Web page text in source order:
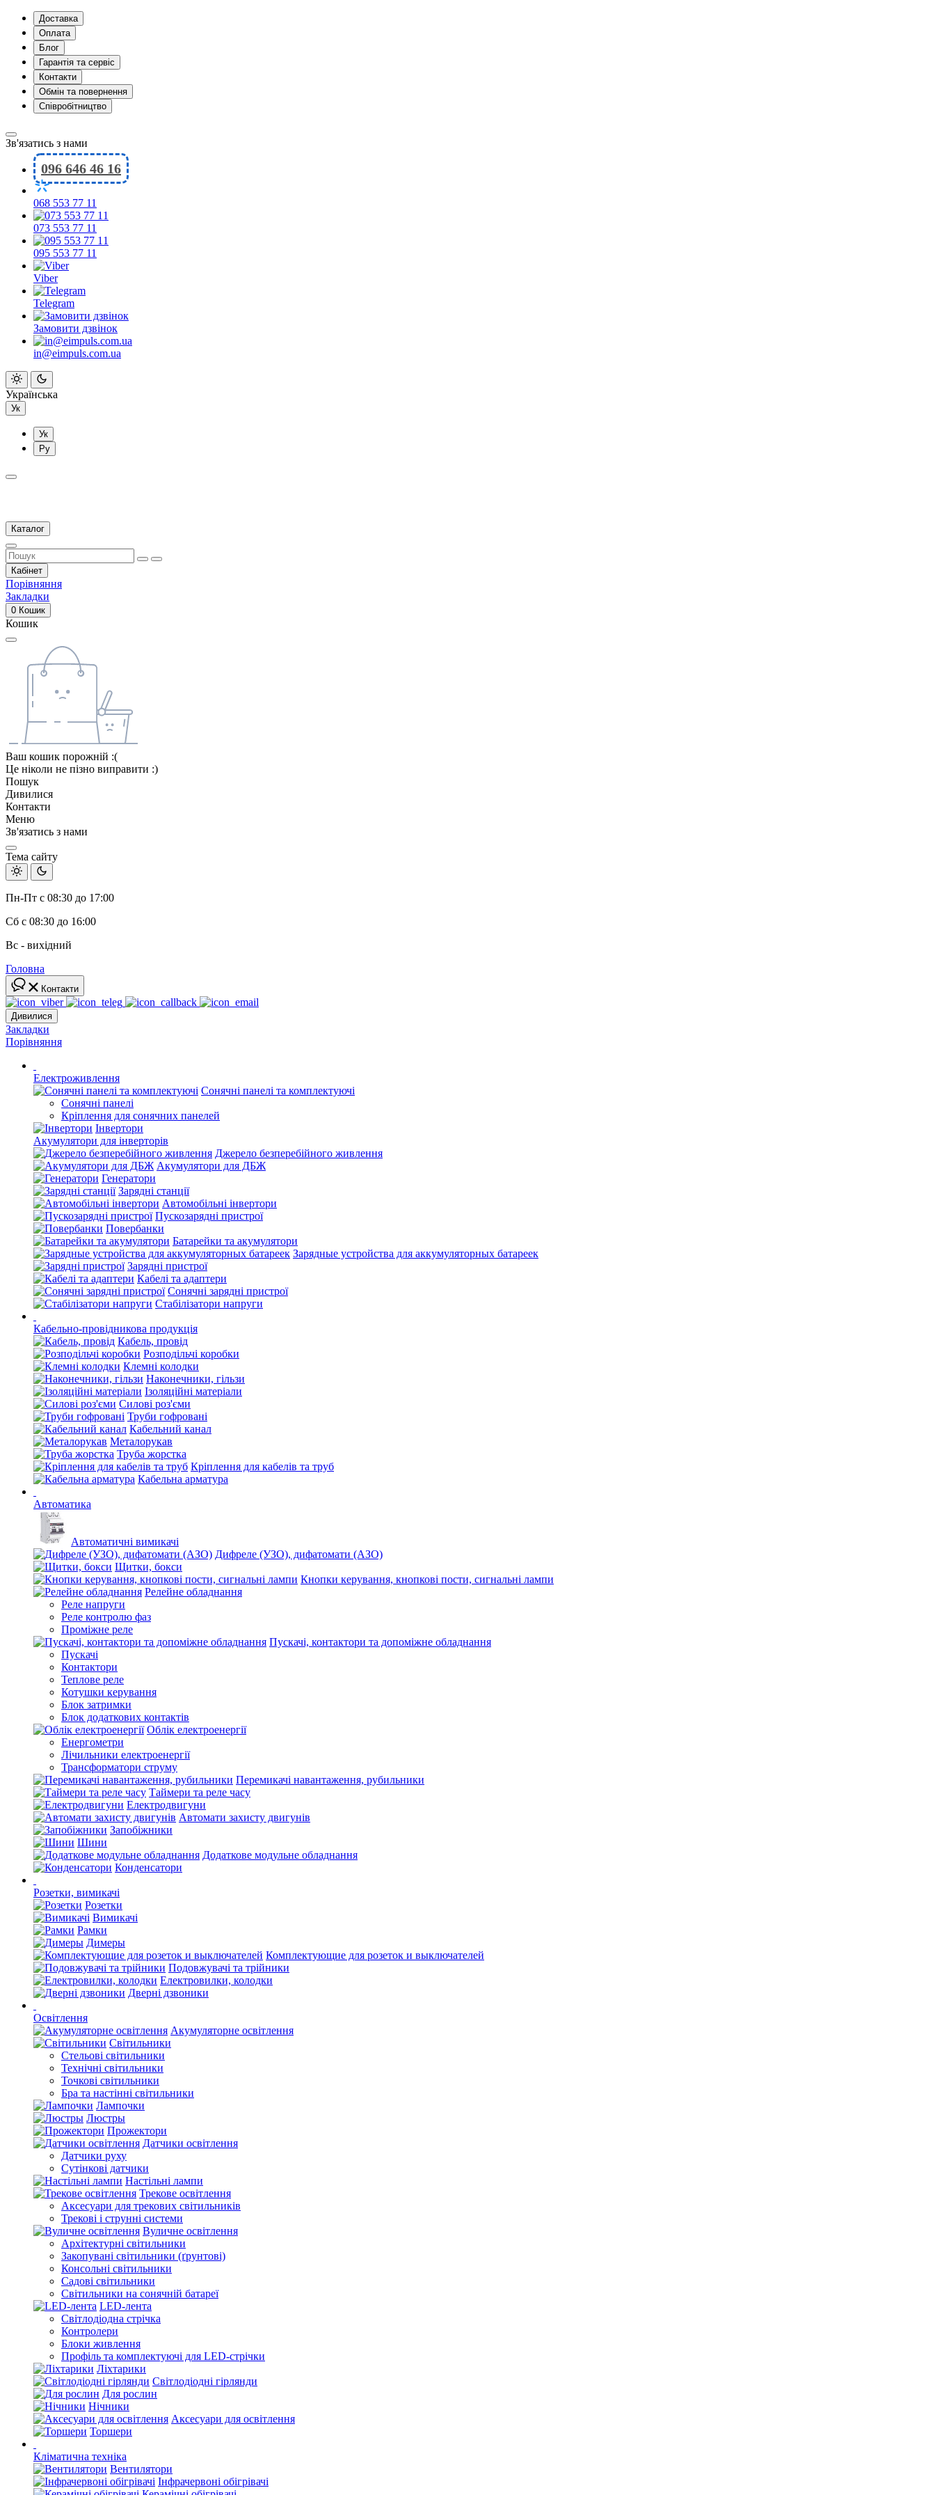
Доставка
Оплата
Блог
Гарантія та сервіс
Контакти
Обмін та повернення
Співробітництво
Зв'язатись з нами
096 646 46 16
068 553 77 11
073 553 77 11
095 553 77 11
Viber
Telegram
Замовити дзвінок
in@eimpuls.com.ua
Українська
Ук
Ук
Ру
Каталог
Кабінет
Порівняння
Закладки
0 Кошик
Кошик
Ваш кошик порожній :(
Це ніколи не пізно виправити :)
Пошук
Дивилися
Контакти
Меню
Зв'язатись з нами
Тема сайту
Пн-Пт с 08:30 до 17:00
Сб с 08:30 до 16:00
Вс - вихідний
Головна
Контакти
Дивилися
Закладки
Порівняння
Електроживлення
Сонячні панелі та комплектуючі
Сонячні панелі
Кріплення для сонячних панелей
Інвертори
Акумулятори для інверторів
Джерело безперебійного живлення
Акумулятори для ДБЖ
Генератори
Зарядні станції
Автомобільні інвертори
Пускозарядні пристрої
Повербанки
Батарейки та акумулятори
Зарядные устройства для аккумуляторных батареек
Зарядні пристрої
Кабелі та адаптери
Сонячні зарядні пристрої
Стабілізатори напруги
Кабельно-провідникова продукція
Кабель, провід
Розподільчі коробки
Клемні колодки
Наконечники, гільзи
Ізоляційні матеріали
Силові роз'єми
Труби гофровані
Кабельний канал
Металорукав
Труба жорстка
Кріплення для кабелів та труб
Кабельна арматура
Автоматика
Автоматичні вимикачі
Дифреле (УЗО), дифатомати (АЗО)
Щитки, бокси
Кнопки керування, кнопкові пости, сигнальні лампи
Релейне обладнання
Реле напруги
Реле контролю фаз
Проміжне реле
Пускачі, контактори та допоміжне обладнання
Пускачі
Контактори
Теплове реле
Котушки керування
Блок затримки
Блок додаткових контактів
Облік електроенергії
Енергометри
Лічильники електроенергії
Трансформатори струму
Перемикачі навантаження, рубильники
Таймери та реле часу
Електродвигуни
Автомати захисту двигунів
Запобіжники
Шини
Додаткове модульне обладнання
Конденсатори
Розетки, вимикачі
Розетки
Вимикачі
Рамки
Димеры
Комплектующие для розеток и выключателей
Подовжувачі та трійники
Електровилки, колодки
Дверні дзвоники
Освітлення
Акумуляторне освітлення
Світильники
Стельові світильники
Технічні світильники
Точкові світильники
Бра та настінні світильники
Лампочки
Люстры
Прожектори
Датчики освітлення
Датчики руху
Сутінкові датчики
Настільні лампи
Трекове освітлення
Аксесуари для трекових світильників
Трекові і струнні системи
Вуличне освітлення
Архітектурні світильники
Закопувані світильники (ґрунтові)
Консольні світильники
Садові світильники
Світильники на сонячній батареї
LED-лента
Світлодіодна стрічка
Контролери
Блоки живлення
Профіль та комплектуючі для LED-стрічки
Ліхтарики
Світлодіодні гірлянди
Для рослин
Нічники
Аксесуари для освітлення
Торшери
Кліматична техніка
Вентилятори
Інфрачервоні обігрівачі